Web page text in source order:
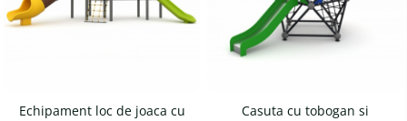
Echipament loc de joaca cu
Casuta cu tobogan si